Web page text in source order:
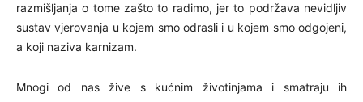
razmišljanja o tome zašto to radimo, jer to podržava nevidljiv
sustav vjerovanja u kojem smo odrasli i u kojem smo odgojeni,
a koji naziva karnizam.
Mnogi od nas žive s kućnim životinjama i smatraju ih